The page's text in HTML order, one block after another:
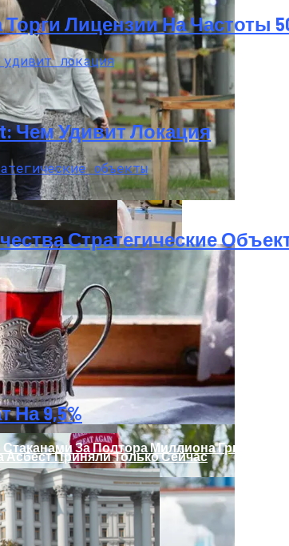
Украинцы За Рубежом: Советы Для
На Запуск Моделей ИИ
Приняли Только Сейчас
За Полтора Миллиона Гривен
Лицензии На Частоты
Чем Удивит Локация
Стратегические
На 9,5%